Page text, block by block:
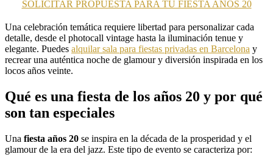
SOLICITAR PROPUESTA PARA TU FIESTA AÑOS 20
Una celebración temática requiere libertad para personalizar cada
detalle, desde el photocall vintage hasta la iluminación tenue y
elegante. Puedes alquilar sala para fiestas privadas en Barcelona y
recrear una auténtica noche de glamour y diversión inspirada en los
locos años veinte.
Qué es una fiesta de los años 20 y por qué
son tan especiales
Una fiesta años 20 se inspira en la década de la prosperidad y el
glamour de la era del jazz. Este tipo de evento se caracteriza por: